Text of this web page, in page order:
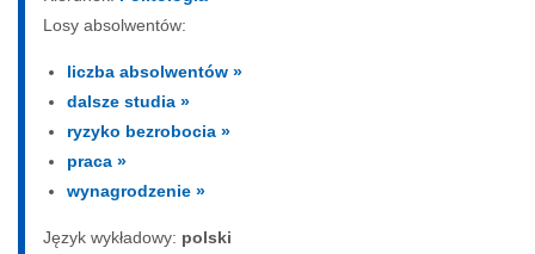
Losy absolwentów:
liczba absolwentów »
dalsze studia »
ryzyko bezrobocia »
praca »
wynagrodzenie »
Język wykładowy: polski